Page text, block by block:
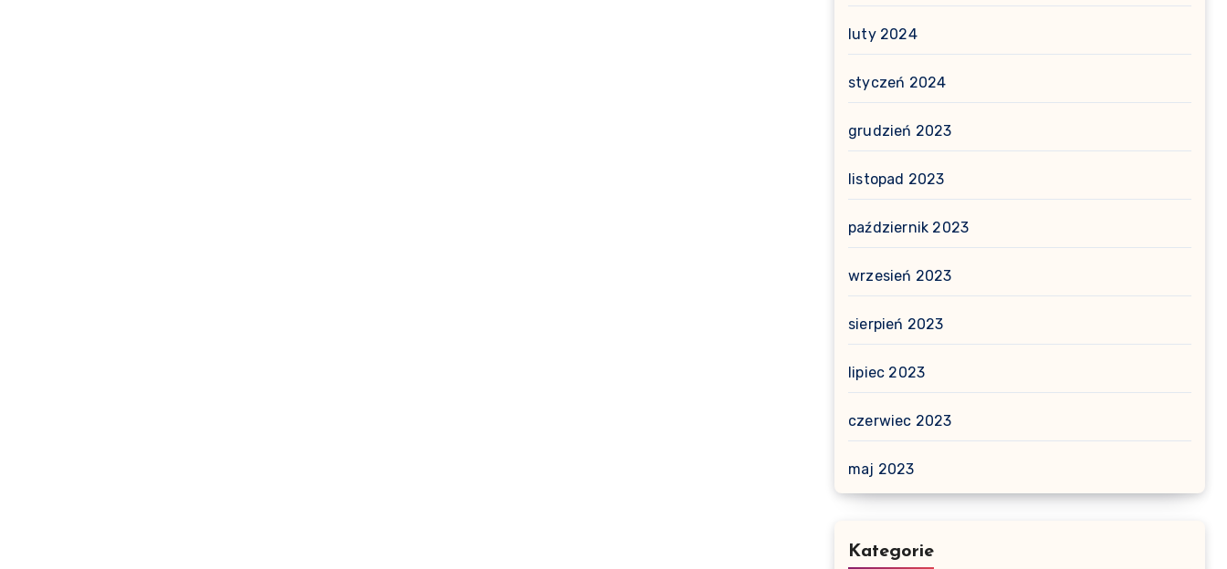
luty 2024
styczeń 2024
grudzień 2023
listopad 2023
październik 2023
wrzesień 2023
sierpień 2023
lipiec 2023
czerwiec 2023
maj 2023
Kategorie